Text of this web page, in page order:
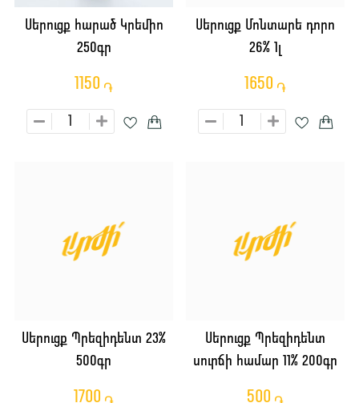
Սերուցք հարած Կրեմիո
250գր
1150 ֏
Սերուցք Մոնտարե դորո
26% 1լ
1650 ֏
Սերուցք Պրեզիդենտ 23%
500գր
1700
Սերուցք Պրեզիդենտ
սուրճի համար 11% 200գր
500